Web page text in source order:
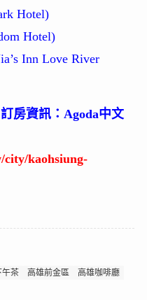
Hotel)
Hotel)
Inn Love River
房資訊：Agoda中文
city/kaohsiung-
午茶 高雄前金區
高雄咖啡廳